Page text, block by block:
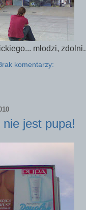
młodzi,
komentarzy:
jest pupa!